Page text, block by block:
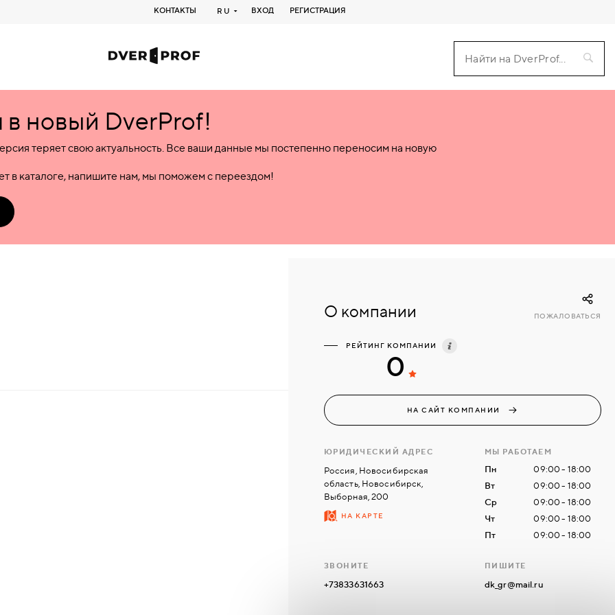
КОНТАКТЫ RU ВХОД РЕГИСТРАЦИЯ
новый DverProf!
теряет свою актуальность. Все ваши данные мы постепенно переносим на новую
в каталоге, напишите нам, мы поможем с переездом!
О компании ПОЖАЛОВАТЬСЯ
РЕЙТИНГ КОМПАНИИ
0
НА САЙТ КОМПАНИИ
ЮРИДИЧЕСКИЙ АДРЕС
Россия, Новосибирская
область, Новосибирск,
Выборная, 200
НА КАРТЕ
МЫ РАБОТАЕМ
Пн
09:00 - 18:00
Вт
09:00 - 18:00
Ср
09:00 - 18:00
Чт
09:00 - 18:00
Пт
09:00 - 18:00
ЗВОНИТЕ
+73833631663
ПИШИТЕ
dk_gr@mail.ru